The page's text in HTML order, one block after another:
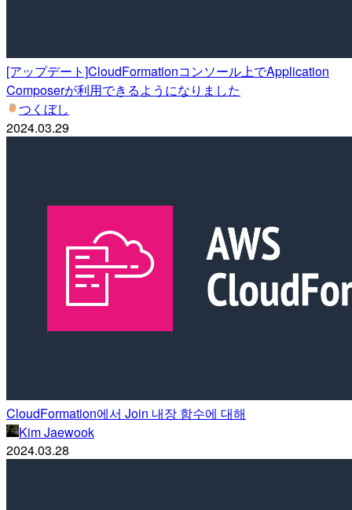
[アップデート]CloudFormationコンソール上でApplication
Composerが利用できるようになりました
つくぼし
2024.03.29
CloudFormation에서 Join 내장 함수에 대해
Kim Jaewook
2024.03.28